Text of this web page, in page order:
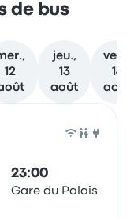
de bus
12
jeu.,
13
août
ven.,
14
août
23:00
Gare du Palais